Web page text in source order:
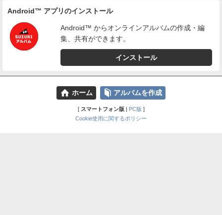
Android™ アプリのインストール
Android™ からオンラインアルバムの作成・編
集、共有ができます。
インストール
⌂ ホーム 📕 アルバムを作成
[ スマートフォン版| PC版 ]
Cookie使用に関するポリシー